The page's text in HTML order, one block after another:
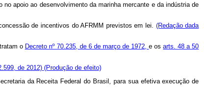
apoio ao desenvolvimento da marinha mercante e da indústria de
de incentivos do AFRMM previstos em lei. (Redação dada
o Decreto nº 70.235, de 6 de março de 1972,e osarts. 48 a 50
de 2012) (Produção de efeito)
da Receita Federal do Brasil, para sua efetiva execução de